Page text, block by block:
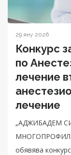
29 яну 2026
Конкурс
по
лечение
лечение
„АДЖИБАДЕМ
обявява